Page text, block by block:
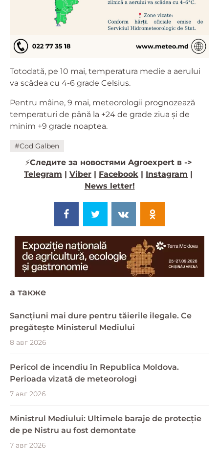
Totodată, pe 10 mai, temperatura medie a aerului
va scădea cu 4-6 grade Celsius.
Pentru mâine, 9 mai, meteorologii prognozează
temperaturi de până la +24 de grade ziua și de
minim +9 grade noaptea.
#Cod Galben
⚡️Следите за новостями Agroexpert в ->
Telegram
Viber Facebook Instagram
News letter!
a также
Sancțiuni mai dure pentru tăierile ilegale. Ce
pregătește Ministerul Mediului
8 авг 2026
Pericol de incendiu în Republica Moldova.
Perioada vizată de meteorologi
7 авг 2026
Ministrul Mediului: Ultimele baraje de protecție
de pe Nistru au fost demontate
7 авг 2026